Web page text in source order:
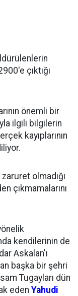
çıktığı
önemli bir
ilgili bilgilerin
kayıplarının
olmadığı
çıkmamalarını
kendilerinin de
Askalan'ı
başka bir şehri
Tugayları dün
eden Yahudi